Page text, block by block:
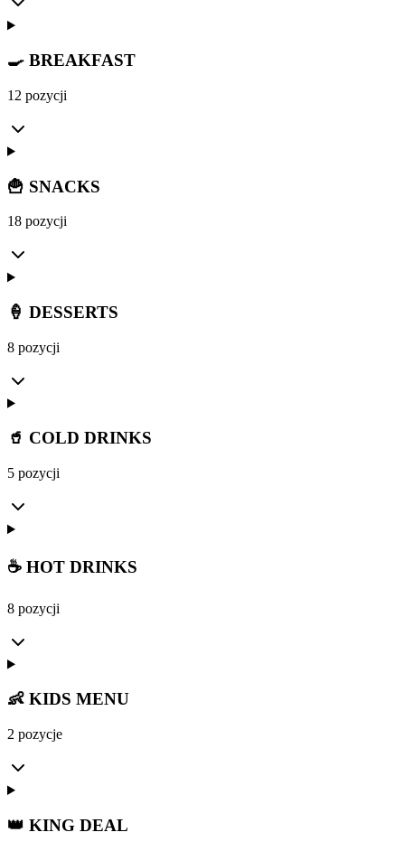
🍳 BREAKFAST
12 pozycji
🍟 SNACKS
18 pozycji
🍦 DESSERTS
8 pozycji
🥤 COLD DRINKS
5 pozycji
☕ HOT DRINKS
8 pozycji
👶 KIDS MENU
2 pozycje
👑 KING DEAL